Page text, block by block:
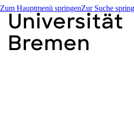
Zum Hauptmenü springenZur Suche